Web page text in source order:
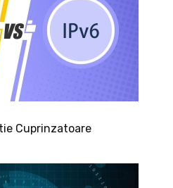
Cuprinzatoare